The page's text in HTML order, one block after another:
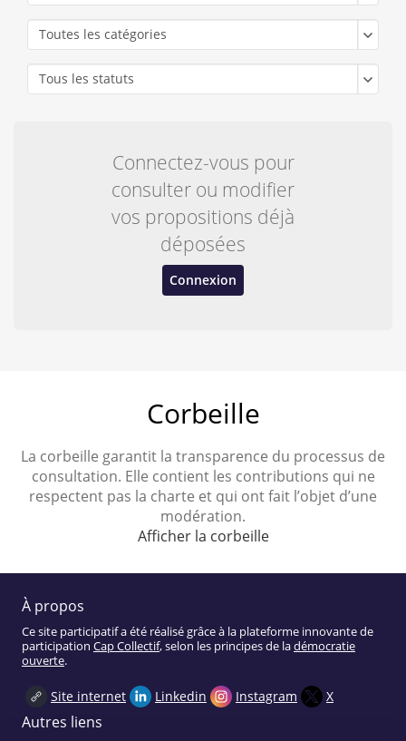
Toutes les catégories
Tous les statuts
Connectez-vous pour
consulter ou modifier
vos propositions déjà
déposées
Connexion
Corbeille
La corbeille garantit la transparence du processus de
consultation. Elle contient les contributions qui ne
respectent pas la charte et qui ont fait l’objet d’une
modération.
Afficher la corbeille
À propos
Ce site participatif a été réalisé grâce à la plateforme innovante de
participation Cap Collectif, selon les principes de ladémocratie
ouverte.
Site internet Linkedin Instagram X
Autres liens